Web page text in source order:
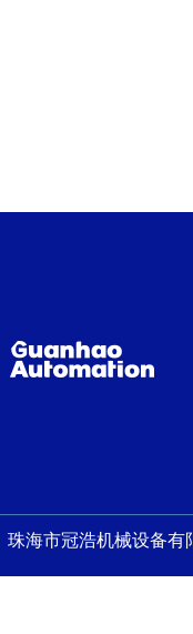
珠海市冠浩机械设备